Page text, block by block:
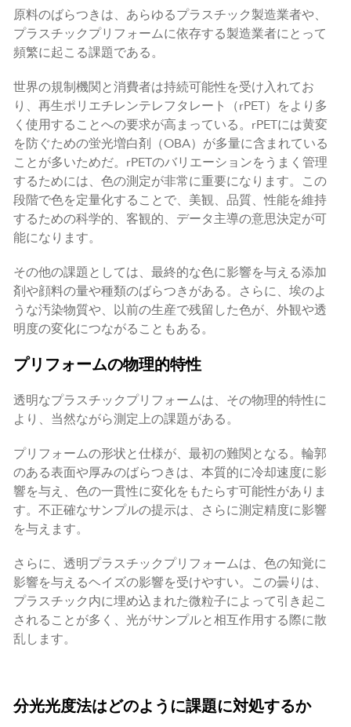
原料のばらつきは、あらゆるプラスチック製造業者や、
プラスチックプリフォームに依存する製造業者にとって
頻繁に起こる課題である。
世界の規制機関と消費者は持続可能性を受け入れてお
り、再生ポリエチレンテレフタレート（rPET）をより多
く使用することへの要求が高まっている。rPETには黄変
を防ぐための蛍光増白剤（OBA）が多量に含まれている
ことが多いためだ。rPETのバリエーションをうまく管理
するためには、色の測定が非常に重要になります。この
段階で色を定量化することで、美観、品質、性能を維持
するための科学的、客観的、データ主導の意思決定が可
能になります。
その他の課題としては、最終的な色に影響を与える添加
剤や顔料の量や種類のばらつきがある。さらに、埃のよ
うな汚染物質や、以前の生産で残留した色が、外観や透
明度の変化につながることもある。
プリフォームの物理的特性
透明なプラスチックプリフォームは、その物理的特性に
より、当然ながら測定上の課題がある。
プリフォームの形状と仕様が、最初の難関となる。輪郭
のある表面や厚みのばらつきは、本質的に冷却速度に影
響を与え、色の一貫性に変化をもたらす可能性がありま
す。不正確なサンプルの提示は、さらに測定精度に影響
を与えます。
さらに、透明プラスチックプリフォームは、色の知覚に
影響を与えるヘイズの影響を受けやすい。この曇りは、
プラスチック内に埋め込まれた微粒子によって引き起こ
されることが多く、光がサンプルと相互作用する際に散
乱します。
分光光度法はどのように課題に対処するか